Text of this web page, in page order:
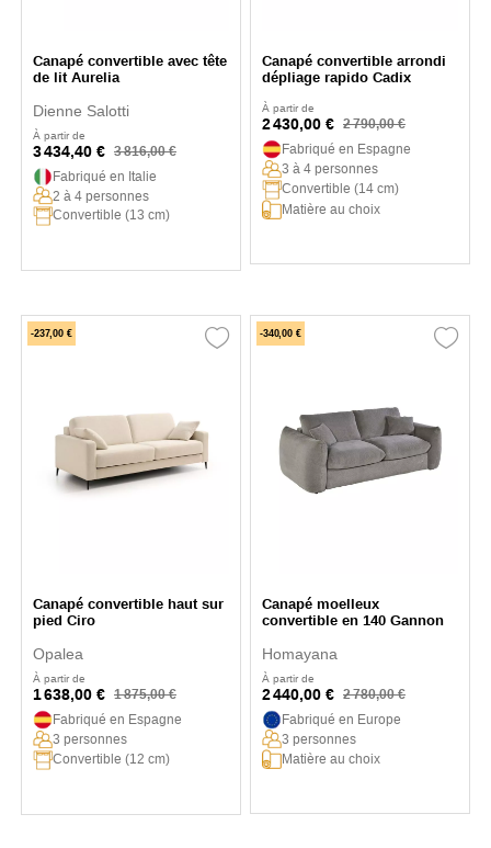
Canapé convertible avec tête
de lit Aurelia
Dienne Salotti
À partir de
3 434,40 € 3 816,00 €
Fabriqué en Italie
2 à 4 personnes
Convertible (13 cm)
Canapé convertible arrondi
dépliage rapido Cadix
À partir de
2 430,00 € 2 790,00 €
Fabriqué en Espagne
3 à 4 personnes
Convertible (14 cm)
Matière au choix
-237,00 €
Canapé convertible haut sur
pied Ciro
Opalea
À partir de
1 638,00 € 1 875,00 €
Fabriqué en Espagne
3 personnes
Convertible (12 cm)
-340,00 €
Canapé moelleux
convertible en 140 Gannon
Homayana
À partir de
2 440,00 € 2 780,00 €
Fabriqué en Europe
3 personnes
Matière au choix